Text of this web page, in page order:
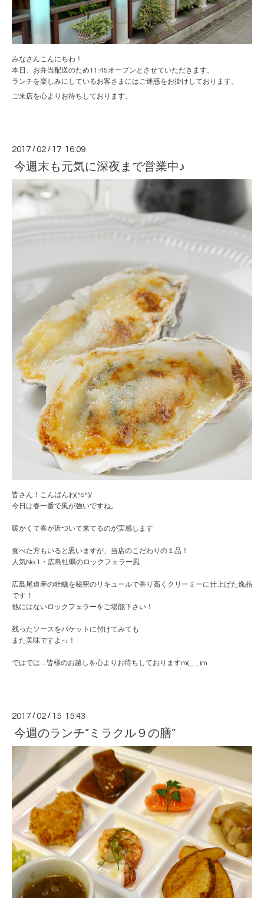
みなさんこんにちわ！
本日、お弁当配送のため11:45オープンとさせていただきます。
ランチを楽しみにしているお客さまにはご迷惑をお掛けしております。
ご来店を心よりお待ちしております。
2017 /02 / 17 16:09
今週末も元気に深夜まで営業中♪
皆さん！こんばんわ(^o^)/
今日は春一番で風が強いですね。
暖かくて春が近づいて来てるのが実感します
食べた方もいると思いますが、当店のこだわりの１品！
人気No.1・広島牡蠣のロックフェラー風
広島尾道産の牡蠣を秘密のリキュールで香り高くクリーミ ーに仕上げた逸品
です！
他にはないロックフェラーをご堪能下さい！
残ったソースをバケットに付けてみても
また美味ですよっ！
ではでは…皆様のお越しを心よりお待ちしておりますm(_ _)m
2017 /02 / 15 15:43
今週のランチ”ミラクル９の膳”